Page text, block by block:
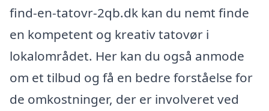
find-en-tatovr-2qb.dk kan du nemt finde
en kompetent og kreativ tatovør i
lokalområdet. Her kan du også anmode
om et tilbud og få en bedre forståelse for
de omkostninger, der er involveret ved